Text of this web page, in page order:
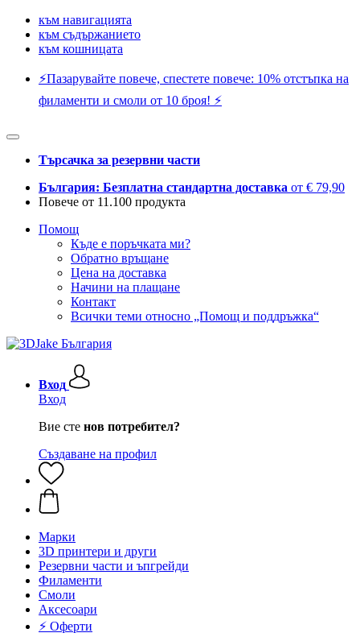
към навигацията
към съдържанието
към кошницата
⚡️Пазарувайте повече, спестете повече: 10% отстъпка на
филаменти и смоли от 10 броя! ⚡️
Търсачка за резервни части
България: Безплатна стандартна доставка от € 79,90
Повече от 11.100 продукта
Помощ
Къде е поръчката ми?
Обратно връщане
Цена на доставка
Начини на плащане
Контакт
Всички теми относно „Помощ и поддръжка“
Вход
Вход
Вие сте нов потребител?
Създаване на профил
Mарки
3D принтери и други
Резервни части и ъпгрейди
Филаменти
Смоли
Аксесоари
⚡ Оферти